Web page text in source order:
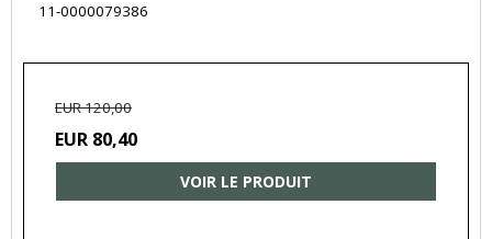
11-0000079386
EUR 120,00
EUR 80,40
VOIR LE PRODUIT